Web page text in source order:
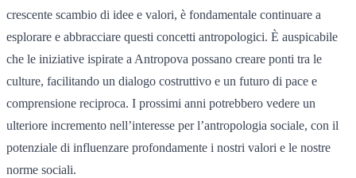
crescente scambio di idee e valori, è fondamentale continuare a
esplorare e abbracciare questi concetti antropologici. È auspicabile
che le iniziative ispirate a Antropova possano creare ponti tra le
culture, facilitando un dialogo costruttivo e un futuro di pace e
comprensione reciproca. I prossimi anni potrebbero vedere un
ulteriore incremento nell’interesse per l’antropologia sociale, con il
potenziale di influenzare profondamente i nostri valori e le nostre
norme sociali.